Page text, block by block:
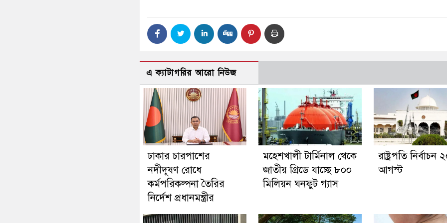
এ ক্যাটাগরির আরো নিউজ
ঢাকার চারপাশের
নদীদূষণ রোধে
কর্মপরিকল্পনা তৈরির
নির্দেশ প্রধানমন্ত্রীর
মহেশখালী টার্মিনাল থেকে
জাতীয় গ্রিডে যাচ্ছে ৮০০
মিলিয়ন ঘনফুট গ্যাস
রাষ্ট্রপতি নির্বাচন
আগস্ট